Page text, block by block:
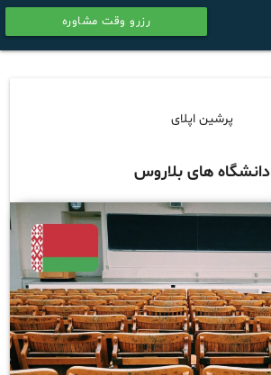
رزرو وقت مشاوره
پرشین اپلای
دانشگاه های بلاروس